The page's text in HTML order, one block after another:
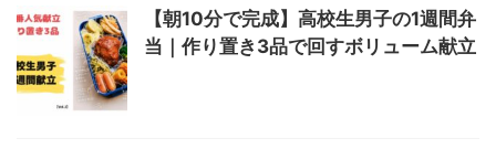
【朝10分で完成】高校生男子の1週間弁
当｜作り置き3品で回すボリューム献立